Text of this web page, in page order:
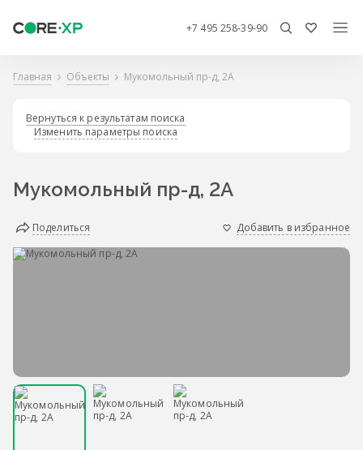
+7 495 258-39-90
Главная Объекты Мукомольный пр-д, 2А
Вернуться к результатам поиска
Изменить параметры поиска
Мукомольный пр-д, 2А
Поделиться Добавить в избранное